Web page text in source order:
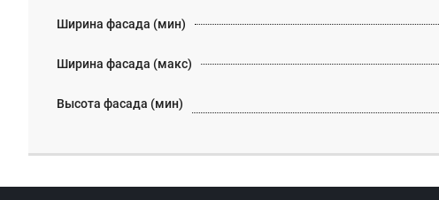
Ширина фасада (мин)
Ширина фасада (макс)
Высота фасада (мин)